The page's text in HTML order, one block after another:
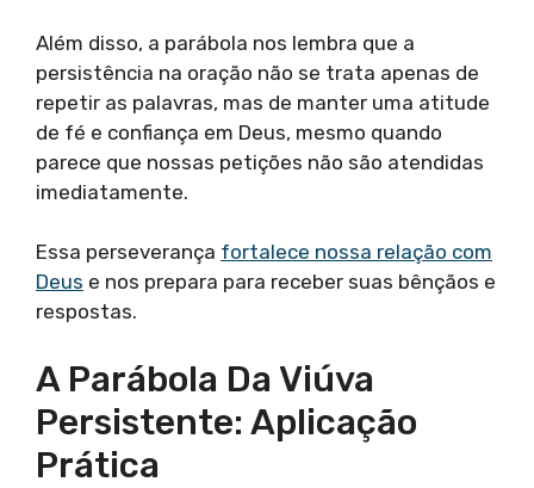
Além disso, a parábola nos lembra que a
persistência na oração não se trata apenas de
repetir as palavras, mas de manter uma atitude
de fé e confiança em Deus, mesmo quando
parece que nossas petições não são atendidas
imediatamente.
Essa perseverança fortalece nossa relação com
Deus e nos prepara para receber suas bênçãos e
respostas.
A Parábola Da Viúva
Persistente: Aplicação
Prática